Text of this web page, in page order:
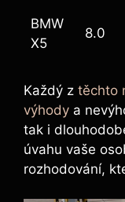
BMW
X5
8.0
Každý z těchto
výhody a
tak i
úvahu vaše
rozhodování,